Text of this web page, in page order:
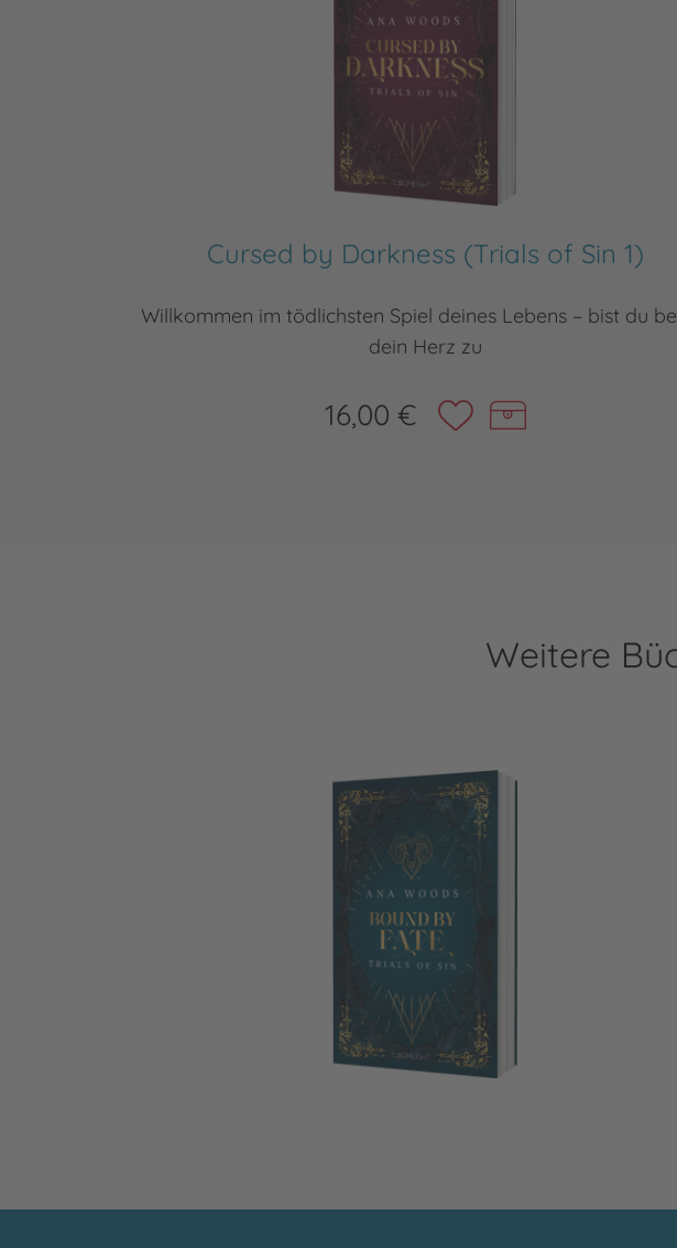
Cursed by Darkness (Trials of Sin 1)
Willkommen im tödlichsten Spiel deines Lebens – bist du
dein Herz zu
16,00 €
Weitere
Bound by Fate (Trials of Sin 2)